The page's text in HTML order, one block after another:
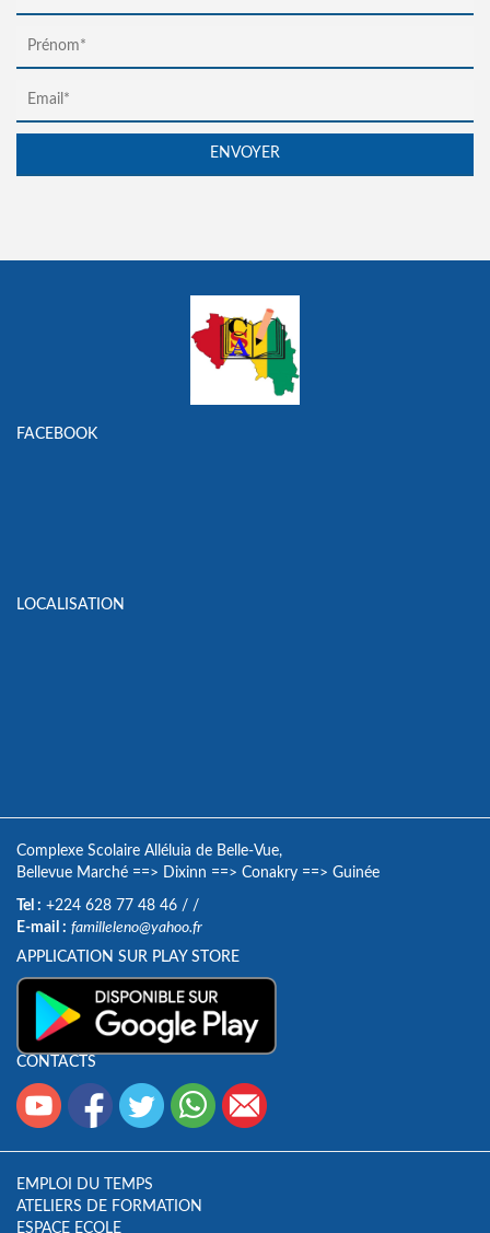
FACEBOOK
LOCALISATION
Complexe Scolaire Alléluia de Belle-Vue,
Bellevue Marché ==> Dixinn ==> Conakry ==> Guinée
Tel : +224 628 77 48 46 / /
E-mail : familleleno@yahoo.fr
APPLICATION SUR PLAY STORE
CONTACTS
EMPLOI DU TEMPS
ATELIERS DE FORMATION
ESPACE ECOLE